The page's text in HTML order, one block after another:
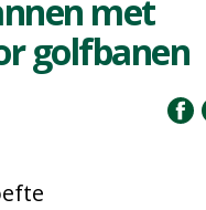
met
golfbanen